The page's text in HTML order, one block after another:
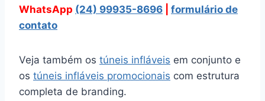
WhatsApp (24) 99935-8696
formulário de
contato
Veja também os túneis infláveis em conjunto e
os túneis infláveis promocionais com estrutura
completa de branding.